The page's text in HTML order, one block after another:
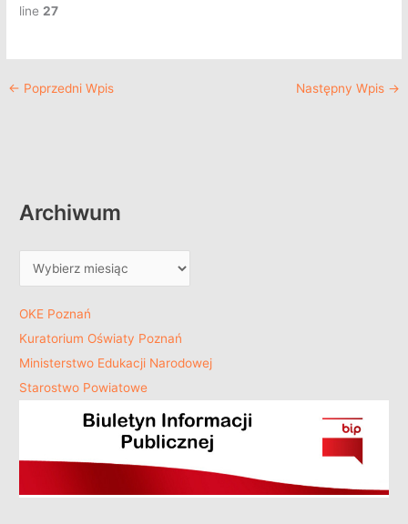
line 27
← Poprzedni Wpis Następny Wpis →
Archiwum
OKE Poznań
Kuratorium Oświaty Poznań
Ministerstwo Edukacji Narodowej
Starostwo Powiatowe